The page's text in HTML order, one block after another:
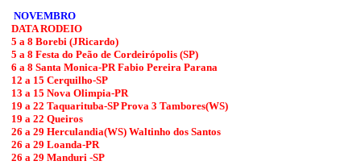
NOVEMBRO
DATA RODEIO
5 a 8 Borebi (JRicardo)
5 a 8 Festa do Peão de Cordeirópolis (SP)
6 a 8 Santa Monica-PR Fabio Pereira Parana
12 a 15 Cerquilho-SP
13 a 15 Nova Olimpia-PR
19 a 22 Taquarituba-SP Prova 3 Tambores(WS)
19 a 22 Queiros
26 a 29 Herculandia(WS) Waltinho dos Santos
26 a 29 Loanda-PR
26 a 29 Manduri -SP